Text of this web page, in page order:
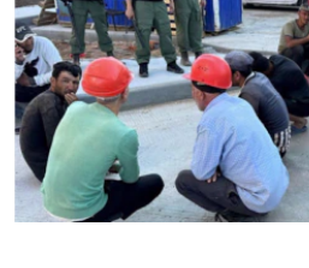
РАСПИСАНИЕ ВЕЩАНИЯ
ПОДПИШИТЕСЬ НА РАССЫЛКУ
СОЦИАЛЬНЫЕ СЕТИ